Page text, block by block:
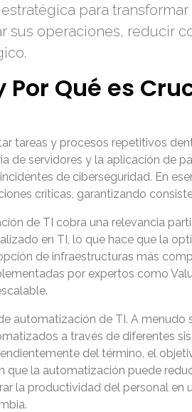
para
operaciones, reducir
Qué es
tareas y procesos repetitivos
de servidores y la aplicación de
de ciberseguridad. En
críticas, garantizando
de TI cobra una relevancia
en TI, lo que hace que la
de infraestructuras más
por expertos como
automatización de TI. A menudo
a través de diferentes
del término, el
la automatización puede
la productividad del personal en